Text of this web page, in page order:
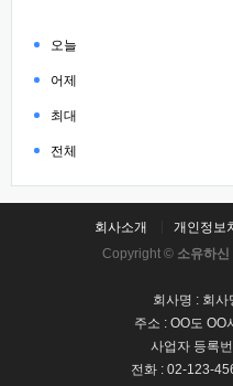
오늘
어제
최대
전체
회사소개 개인정보
Copyright © 소유하신
회사명 : 회사
주소 : OO도 OO
사업자 등록
전화 : 02-123-